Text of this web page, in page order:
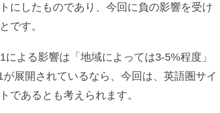
にしたものであり、今回に負の影響を受け
です。
よる影響は「地域によっては3-5%程度」
展開されているなら、今回は、英語圏サイ
であるとも考えられます。